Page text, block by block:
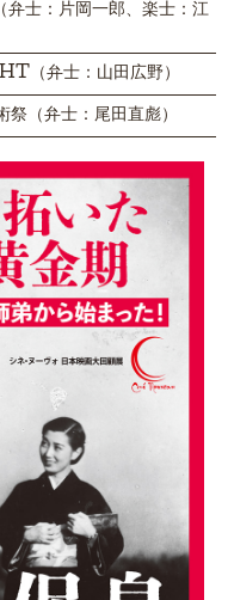
士：片岡一郎、楽士：江
（弁士：山田広野）
（弁士：尾田直彪）